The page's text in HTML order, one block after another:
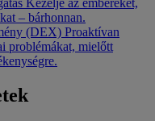
Kezelje az embereket,
– bárhonnan.
(DEX) Proaktívan
problémákat, mielőtt